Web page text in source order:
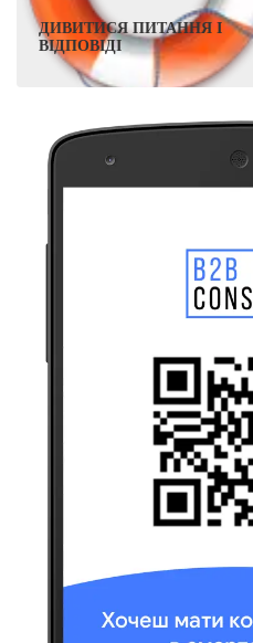
ДИВИТИСЯ ПИТАННЯ І
ВІДПОВІДІ